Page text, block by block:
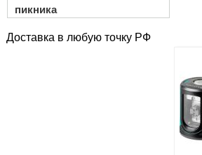
пикника
Доставка в любую точку РФ